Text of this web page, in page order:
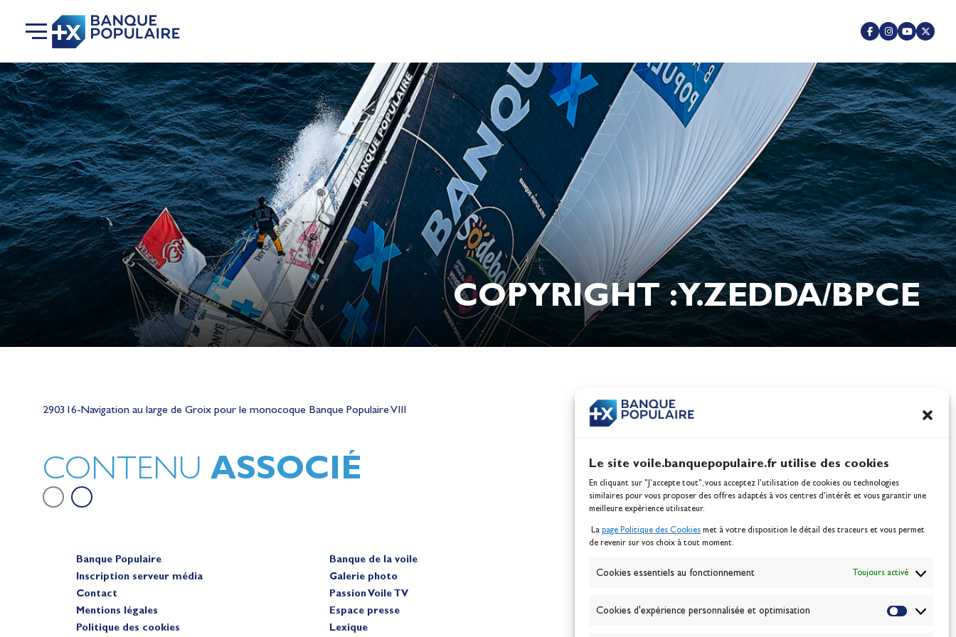
Le site voile.banquepopulaire.fr utilise des cookies
En cliquant sur "J'accepte tout", vous acceptez l’utilisation de cookies ou technologies
similaires pour vous proposer des offres adaptés à vos centres d’intérêt et vous garantir une
meilleure expérience utilisateur.
La page Politique des Cookies met à votre disposition le détail des traceurs et vous permet
de revenir sur vos choix à tout moment.
Cookies essentiels au fonctionnement Toujours activé
Cookies d'expérience personnalisée et optimisation
COPYRIGHT : Y.ZEDDA/BPCE
290316-Navigation au large de Groix pour le monocoque Banque Populaire VIII
CONTENU ASSOCIÉ
sur le plan d'eau des Jeux Olympiques
Berthomieu, vice-championnes
100% Glisse - Écoles
Banque Populaire
Inscription serveur média
Contact
Mentions légales
Politique des cookies
Banque de la voile
Galerie photo
Passion Voile TV
Espace presse
Lexique
ABONNEZ-VOUS